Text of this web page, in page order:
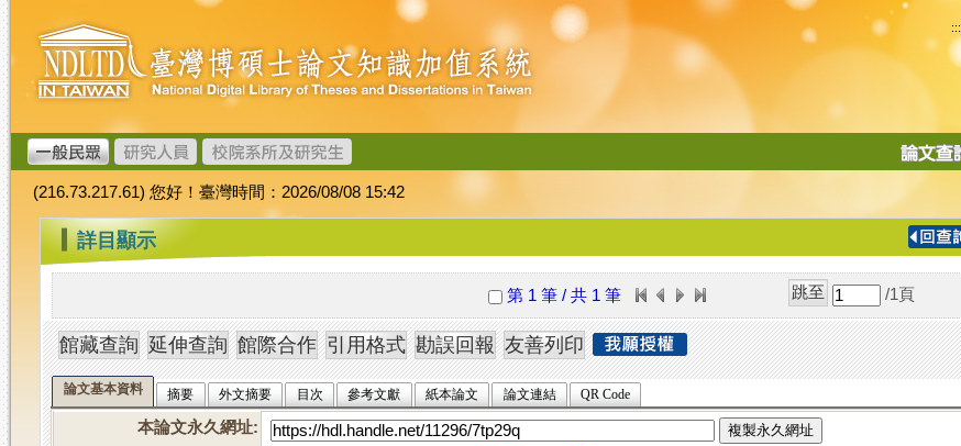
跳
到
主
要
內
容
臺
灣
博
碩
士
論
文
加
值
系
統
:::
導
(216.73.217.61) 您好！臺灣時間：2026/08/08 15:42
::: 詳目顯示
第 1 筆 / 共 1 筆 /1 頁
論文基本資料 摘要 外文摘要 目次 參考文獻 紙本論文 論文連結 QR Code
本論文永久網址: 複製永久網址